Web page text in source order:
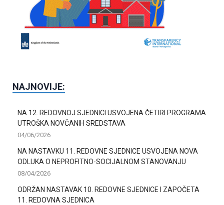
NAJNOVIJE:
NA 12. REDOVNOJ SJEDNICI USVOJENA ČETIRI PROGRAMA
UTROŠKA NOVČANIH SREDSTAVA
04/06/2026
NA NASTAVKU 11. REDOVNE SJEDNICE USVOJENA NOVA
ODLUKA O NEPROFITNO-SOCIJALNOM STANOVANJU
08/04/2026
ODRŽAN NASTAVAK 10. REDOVNE SJEDNICE I ZAPOČETA
11. REDOVNA SJEDNICA